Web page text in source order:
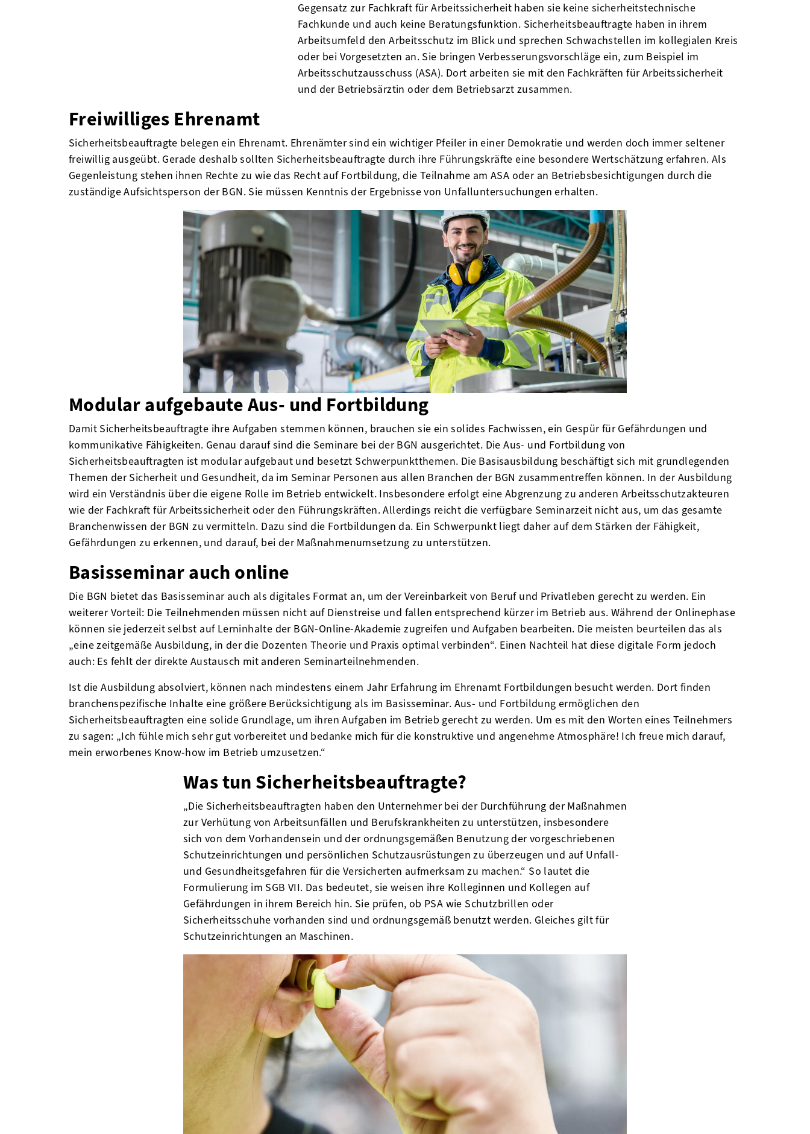
Gegensatz zur Fachkraft für Arbeitssicherheit haben sie keine sicherheitstechnische
Fachkunde und auch keine Beratungsfunktion. Sicherheitsbeauftragte haben in ihrem
Arbeitsumfeld den Arbeitsschutz im Blick und sprechen Schwachstellen im kollegialen Kreis
oder bei Vorgesetzten an. Sie bringen Verbesserungsvorschläge ein, zum Beispiel im
Arbeitsschutzausschuss (ASA). Dort arbeiten sie mit den Fachkräften für Arbeitssicherheit
und der Betriebsärztin oder dem Betriebsarzt zusammen.
Freiwilliges Ehrenamt
Sicherheitsbeauftragte belegen ein Ehrenamt. Ehrenämter sind ein wichtiger Pfeiler in einer Demokratie und werden doch immer seltener
freiwillig ausgeübt. Gerade deshalb sollten Sicherheitsbeauftragte durch ihre Führungskräfte eine besondere Wertschätzung erfahren. Als
Gegenleistung stehen ihnen Rechte zu wie das Recht auf Fortbildung, die Teilnahme am ASA oder an Betriebsbesichtigungen durch die
zuständige Aufsichtsperson der BGN. Sie müssen Kenntnis der Ergebnisse von Unfalluntersuchungen erhalten.
Modular aufgebaute Aus- und Fortbildung
Damit Sicherheitsbeauftragte ihre Aufgaben stemmen können, brauchen sie ein solides Fachwissen, ein Gespür für Gefährdungen und
kommunikative Fähigkeiten. Genau darauf sind die Seminare bei der BGN ausgerichtet. Die Aus- und Fortbildung von
Sicherheitsbeauftragten ist modular aufgebaut und besetzt Schwerpunktthemen. Die Basisausbildung beschäftigt sich mit grundlegenden
Themen der Sicherheit und Gesundheit, da im Seminar Personen aus allen Branchen der BGN zusammentreffen können. In der Ausbildung
wird ein Verständnis über die eigene Rolle im Betrieb entwickelt. Insbesondere erfolgt eine Abgrenzung zu anderen Arbeitsschutzakteuren
wie der Fachkraft für Arbeitssicherheit oder den Führungskräften. Allerdings reicht die verfügbare Seminarzeit nicht aus, um das gesamte
Branchenwissen der BGN zu vermitteln. Dazu sind die Fortbildungen da. Ein Schwerpunkt liegt daher auf dem Stärken der Fähigkeit,
Gefährdungen zu erkennen, und darauf, bei der Maßnahmenumsetzung zu unterstützen.
Basisseminar auch online
Die BGN bietet das Basisseminar auch als digitales Format an, um der Vereinbarkeit von Beruf und Privatleben gerecht zu werden. Ein
weiterer Vorteil: Die Teilnehmenden müssen nicht auf Dienstreise und fallen entsprechend kürzer im Betrieb aus. Während der Onlinephase
können sie jederzeit selbst auf Lerninhalte der BGN-Online-Akademie zugreifen und Aufgaben bearbeiten. Die meisten beurteilen das als
„eine zeitgemäße Ausbildung, in der die Dozenten Theorie und Praxis optimal verbinden“. Einen Nachteil hat diese digitale Form jedoch
auch: Es fehlt der direkte Austausch mit anderen Seminarteilnehmenden.
Ist die Ausbildung absolviert, können nach mindestens einem Jahr Erfahrung im Ehrenamt Fortbildungen besucht werden. Dort finden
branchenspezifische Inhalte eine größere Berücksichtigung als im Basisseminar. Aus- und Fortbildung ermöglichen den
Sicherheitsbeauftragten eine solide Grundlage, um ihren Aufgaben im Betrieb gerecht zu werden. Um es mit den Worten eines Teilnehmers
zu sagen: „Ich fühle mich sehr gut vorbereitet und bedanke mich für die konstruktive und angenehme Atmosphäre! Ich freue mich darauf,
mein erworbenes Know-how im Betrieb umzusetzen.“
Was tun Sicherheitsbeauftragte?
„Die Sicherheitsbeauftragten haben den Unternehmer bei der Durchführung der Maßnahmen
zur Verhütung von Arbeitsunfällen und Berufskrankheiten zu unterstützen, insbesondere
sich von dem Vorhandensein und der ordnungsgemäßen Benutzung der vorgeschriebenen
Schutzeinrichtungen und persönlichen Schutzausrüstungen zu überzeugen und auf Unfall-
und Gesundheitsgefahren für die Versicherten aufmerksam zu machen.“ So lautet die
Formulierung im SGB VII. Das bedeutet, sie weisen ihre Kolleginnen und Kollegen auf
Gefährdungen in ihrem Bereich hin. Sie prüfen, ob PSA wie Schutzbrillen oder
Sicherheitsschuhe vorhanden sind und ordnungsgemäß benutzt werden. Gleiches gilt für
Schutzeinrichtungen an Maschinen.